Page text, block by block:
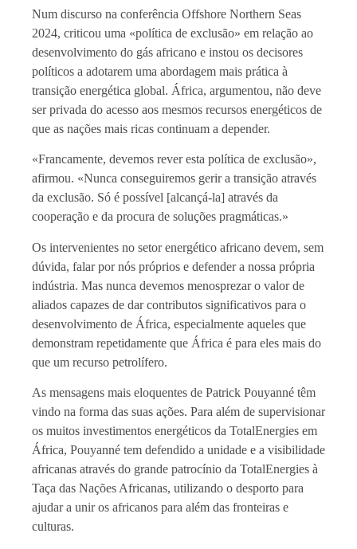
Num discurso na conferência Offshore Northern Seas
2024, criticou uma «política de exclusão» em relação ao
desenvolvimento do gás africano e instou os decisores
políticos a adotarem uma abordagem mais prática à
transição energética global. África, argumentou, não deve
ser privada do acesso aos mesmos recursos energéticos de
que as nações mais ricas continuam a depender.
«Francamente, devemos rever esta política de exclusão»,
afirmou. «Nunca conseguiremos gerir a transição através
da exclusão. Só é possível [alcançá-la] através da
cooperação e da procura de soluções pragmáticas.»
Os intervenientes no setor energético africano devem, sem
dúvida, falar por nós próprios e defender a nossa própria
indústria. Mas nunca devemos menosprezar o valor de
aliados capazes de dar contributos significativos para o
desenvolvimento de África, especialmente aqueles que
demonstram repetidamente que África é para eles mais do
que um recurso petrolífero.
As mensagens mais eloquentes de Patrick Pouyanné têm
vindo na forma das suas ações. Para além de supervisionar
os muitos investimentos energéticos da TotalEnergies em
África, Pouyanné tem defendido a unidade e a visibilidade
africanas através do grande patrocínio da TotalEnergies à
Taça das Nações Africanas, utilizando o desporto para
ajudar a unir os africanos para além das fronteiras e
culturas.